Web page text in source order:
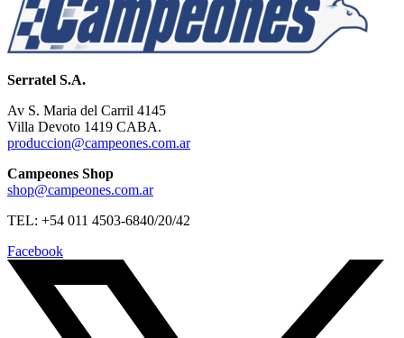
Serratel S.A.
Av S. Maria del Carril 4145
Villa Devoto 1419 CABA.
produccion@campeones.com.ar
Campeones Shop
shop@campeones.com.ar
TEL: +54 011 4503-6840/20/42
Facebook